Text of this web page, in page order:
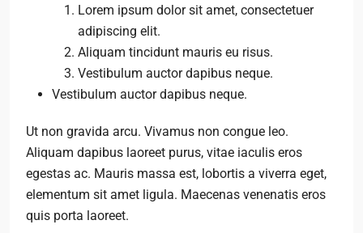
Lorem ipsum dolor sit amet, consectetuer
adipiscing elit.
Aliquam tincidunt mauris eu risus.
Vestibulum auctor dapibus neque.
Vestibulum auctor dapibus neque.
Ut non gravida arcu. Vivamus non congue leo.
Aliquam dapibus laoreet purus, vitae iaculis eros
egestas ac. Mauris massa est, lobortis a viverra eget,
elementum sit amet ligula. Maecenas venenatis eros
quis porta laoreet.